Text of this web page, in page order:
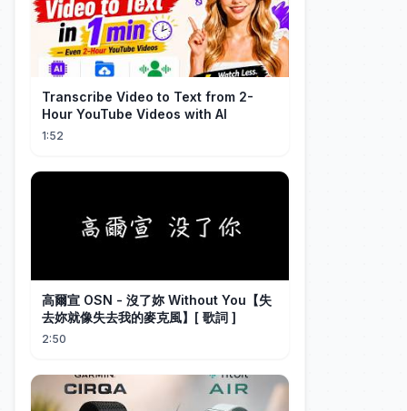
Transcribe Video to Text from 2-
Hour YouTube Videos with AI
1:52
高爾宣 OSN - 沒了妳 Without You【失
去妳就像失去我的麥克風】[ 歌詞 ]
2:50